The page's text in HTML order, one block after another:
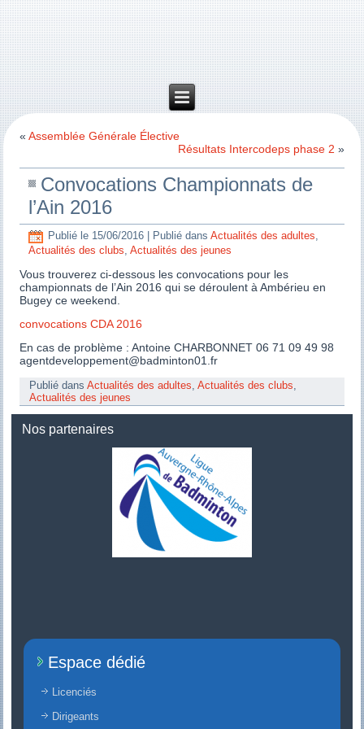
«Assemblée Générale Élective
Résultats Intercodeps phase 2 »
Convocations Championnats de
l’Ain 2016
Publié le 15/06/2016 Publié dans Actualités des adultes,
Actualités des clubs,Actualités des jeunes
Vous trouverez ci-dessous les convocations pour les
championnats de l’Ain 2016 qui se déroulent à Ambérieu en
Bugey ce weekend.
convocations CDA 2016
En cas de problème : Antoine CHARBONNET 06 71 09 49 98
agentdeveloppement@badminton01.fr
Publié dans Actualités des adultes,Actualités des clubs,
Actualités des jeunes
Nos partenaires
Espace dédié
Licenciés
Dirigeants